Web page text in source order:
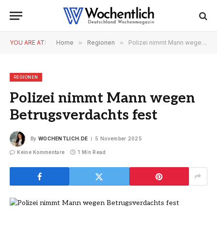
YOU ARE AT: Home » Regionen » Polizei nimmt Mann wegen Betrugsverdachts fest
REGIONEN
Polizei nimmt Mann wegen
Betrugsverdachts fest
By WOCHENTLICH.DE 5 November 2025
Keine Kommentare 1 Min Read